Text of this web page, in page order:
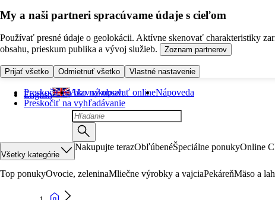
My a naši partneri spracúvame údaje s cieľom
Používať presné údaje o geolokácii. Aktívne skenovať charakteristiky
obsahu, prieskum publika a vývoj služieb.
Zoznam partnerov
Prijať všetko Odmietnuť všetko Vlastné nastavenie
Preskočiť na hlavný obsah
Preskočiť na vyhľadávanie
English Ako nakupovať onlineNápoveda
Všetky kategórie
Nakupujte terazObľúbenéŠpeciálne ponukyOnline
Top ponukyOvocie, zeleninaMliečne výrobky a vajciaPekáreňMäso a